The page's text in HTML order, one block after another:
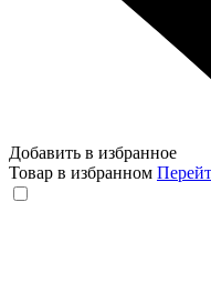
Добавить в избранное
Товар в избранном